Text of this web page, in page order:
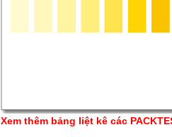
ĐỘ)
Gọi 0931.49.6769
Xem thêm bảng liệt kê các